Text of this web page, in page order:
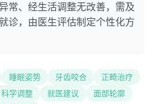
常、经生活调整无改善，需及
诊，由医生评估制定个性化方
睡眠姿势 牙齿咬合
正畸治疗
科学调整 就医建议
面部轮廓